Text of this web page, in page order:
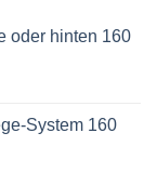
oder hinten 160
System 160